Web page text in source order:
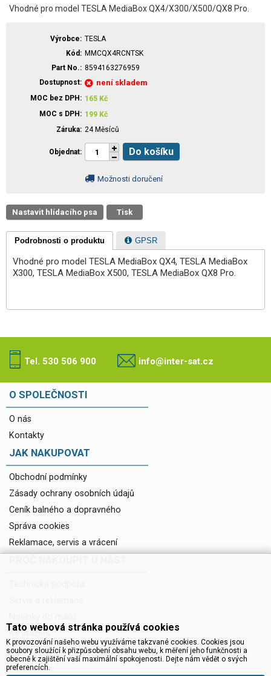
Vhodné pro model TESLA MediaBox QX4/X300/X500/QX8 Pro.
Výrobce
TESLA
Kód
MMCQX4RCNTSK
Part No.
8594163276959
Dostupnost
není skladem
MOC bez DPH 165 Kč
MOC s DPH
199 Kč
Záruka 24 Měsíců
Objednat Do košíku
Možnosti doručení
Nastavit hlídacího psa Tisk
Podrobnosti o produktu GPSR
Vhodné pro model TESLA MediaBox QX4, TESLA MediaBox
X300, TESLA MediaBox X500, TESLA MediaBox QX8 Pro.
Tel. 530 506 900 info@inter-sat.cz
O SPOLEČNOSTI
O nás
Kontakty
JAK NAKUPOVAT
Obchodní podmínky
Zásady ochrany osobních údajů
Ceník balného a dopravného
Správa cookies
Reklamace, servis a vrácení
Ke stažení
Tato webová stránka používá cookies
K provozování našeho webu využíváme takzvané cookies. Cookies jsou
soubory sloužící k přizpůsobení obsahu webu, k měření jeho funkčnosti a
obecně k zajištění vaší maximální spokojenosti. Dejte nám vědět o svých
preferencích.